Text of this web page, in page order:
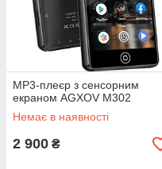
MP3-плеєр з сенсорним
екраном AGXOV M302
Немає в наявності
2 900 ₴